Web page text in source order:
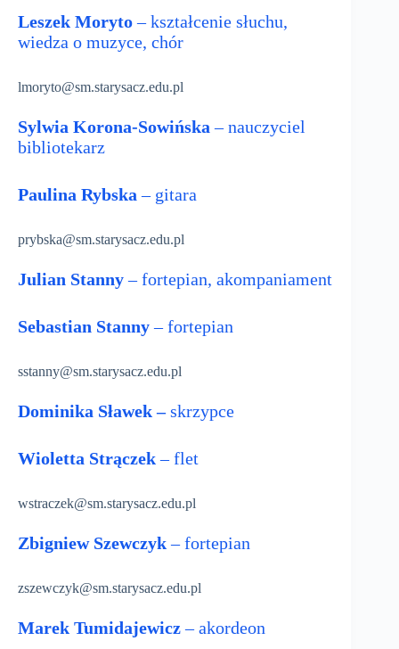
Leszek Moryto– kształcenie słuchu,
wiedza o muzyce, chór
lmoryto@sm.starysacz.edu.pl
Sylwia Korona-Sowińska – nauczyciel
bibliotekarz
Paulina Rybska – gitara
prybska@sm.starysacz.edu.pl
Julian Stanny– fortepian, akompaniament
Sebastian Stanny– fortepian
sstanny@sm.starysacz.edu.pl
Dominika Sławek –skrzypce
Wioletta Strączek– flet
wstraczek@sm.starysacz.edu.pl
Zbigniew Szewczyk– fortepian
zszewczyk@sm.starysacz.edu.pl
Marek Tumidajewicz– akordeon